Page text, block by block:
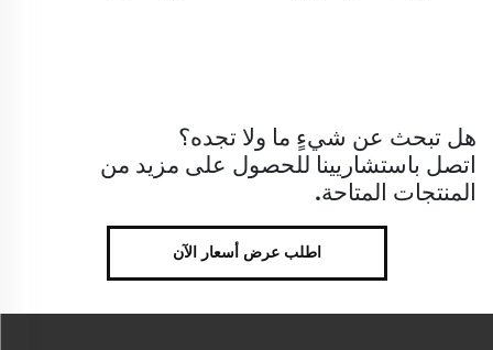
هل تبحث عن شيءٍ ما ولا تجده؟
اتصل باستشاريينا للحصول على مزيد من
المنتجات المتاحة.
اطلب عرض أسعار الآن